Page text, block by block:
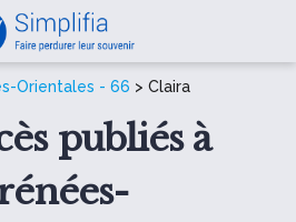
Orientales - 66 > Claira
publiés à